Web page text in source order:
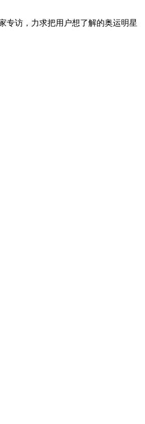
专访，力求把用户想了解的奥运明星